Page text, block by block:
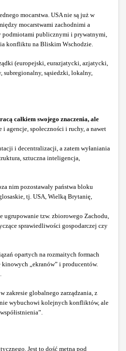
mocarstwa. USA nie są już w
mocarstwami zachodnimi a
podmiotami publicznymi i prywatnymi,
konfliktu na Bliskim Wschodzie.
(europejski, eurazjatycki, azjatycki,
subregionalny, sąsiedzki, lokalny,
całkiem swojego znaczenia, ale
agencje, społeczności i ruchy, a nawet
i decentralizacji, a zatem wyłaniania
sztuczna inteligencja,
nim pozostawały państwa bloku
tj. USA, Wielką Brytanię,
ugrupowanie tzw. zbiorowego Zachodu,
sprawiedliwości gospodarczej czy
opartych na rozmaitych formach
„ekranów” i producentów.
zakresie globalnego zarządzania, z
wybuchowi kolejnych konfliktów, ale
Jest to dość mętna pod